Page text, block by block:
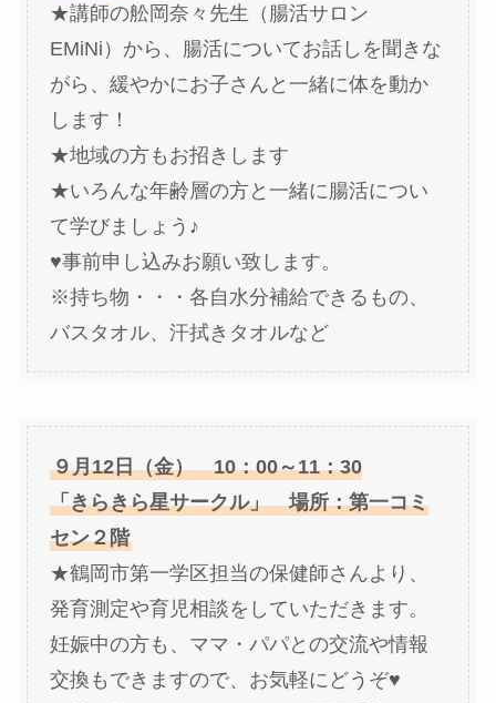
★講師の舩岡奈々先生（腸活サロン
EMiNi）から、腸活についてお話しを聞きな
がら、緩やかにお子さんと一緒に体を動か
します！
★地域の方もお招きします
★いろんな年齢層の方と一緒に腸活につい
て学びましょう♪
♥事前申し込みお願い致します。
※持ち物・・・各自水分補給できるもの、
バスタオル、汗拭きタオルなど
９月12日（金） 10：00～11：30
「きらきら星サークル」 場所：第一コミ
セン２階
★鶴岡市第一学区担当の保健師さんより、
発育測定や育児相談をしていただきます。
妊娠中の方も、ママ・パパとの交流や情報
交換もできますので、お気軽にどうぞ♥